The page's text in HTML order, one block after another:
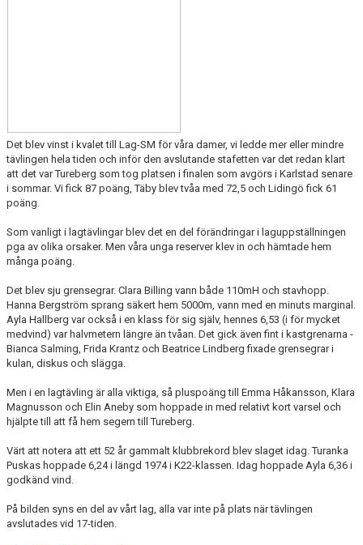
Det blev vinst i kvalet till Lag-SM för våra damer, vi ledde mer eller mindre
tävlingen hela tiden och inför den avslutande stafetten var det redan klart
att det var Tureberg som tog platsen i finalen som avgörs i Karlstad senare
i sommar. Vi fick 87 poäng, Täby blev tvåa med 72,5 och Lidingö fick 61
poäng.
Som vanligt i lagtävlingar blev det en del förändringar i laguppställningen
pga av olika orsaker. Men våra unga reserver klev in och hämtade hem
många poäng.
Det blev sju grensegrar. Clara Billing vann både 110mH och stavhopp.
Hanna Bergström sprang säkert hem 5000m, vann med en minuts marginal.
Ayla Hallberg var också i en klass för sig själv, hennes 6,53 (i för mycket
medvind) var halvmetern längre än tvåan. Det gick även fint i kastgrenarna -
Bianca Salming, Frida Krantz och Beatrice Lindberg fixade grensegrar i
kulan, diskus och slägga.
Men i en lagtävling är alla viktiga, så pluspoäng till Emma Håkansson, Klara
Magnusson och Elin Aneby som hoppade in med relativt kort varsel och
hjälpte till att få hem segern till Tureberg.
Värt att notera att ett 52 år gammalt klubbrekord blev slaget idag. Turanka
Puskas hoppade 6,24 i längd 1974 i K22-klassen. Idag hoppade Ayla 6,36 i
godkänd vind.
På bilden syns en del av vårt lag, alla var inte på plats när tävlingen
avslutades vid 17-tiden.